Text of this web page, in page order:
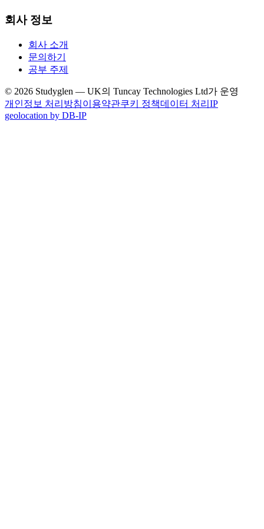
회사 정보
회사 소개
문의하기
공부 주제
© 2026 Studyglen — UK의 Tuncay Technologies Ltd가 운영
개인정보 처리방침이용약관쿠키 정책데이터 처리 IP
geolocation by DB-IP